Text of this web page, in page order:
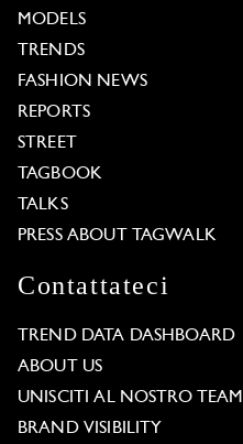
MODELS
TRENDS
FASHION NEWS
REPORTS
STREET
TAGBOOK
TALKS
PRESS ABOUT TAGWALK
Contattateci
TREND DATA DASHBOARD
ABOUT US
UNISCITI AL NOSTRO TEAM
BRAND VISIBILITY